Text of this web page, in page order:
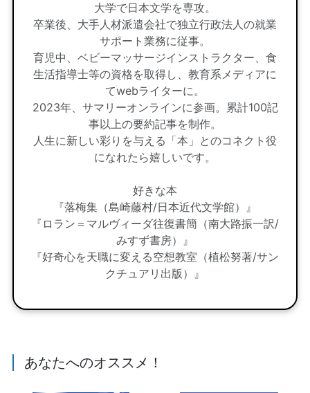
大学で日本文学を専攻。
卒業後、大手人材派遣会社で独立行政法人の就業
サポート業務に従事。
育児中、ベビーマッサージインストラクター、食
生活指導士等の資格を取得し、教育系メディアに
てwebライターに。
2023年、サマリーオンラインに参画。累計100記
事以上の要約記事を制作。
人生に新しい彩りを与える「本」とのコネクト役
になれたら嬉しいです。
好きな本
『落梅集（島崎藤村/日本近代文学館）』
『ロラン＝マルヴィーダ往復書簡（南大路振一訳/
みすず書房）』
『好奇心を天職に変える空想教室（植松努著/サン
クチュアリ出版）』
あなたへのオススメ！